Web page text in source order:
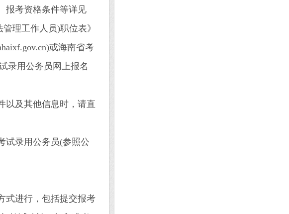
考资格条件等详见
理工作人员)职位表》
或海南省考
录用公务员网上报名
及其他信息时，请直
录用公务员(参照公
进行，包括提交报考